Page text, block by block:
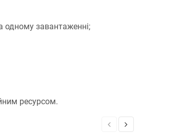
одному завантаженні;
ресурсом.